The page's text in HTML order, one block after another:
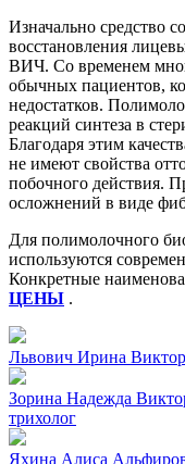
Изначально средство
восстановления
ВИЧ. Со временем
обычных пациентов,
недостатков.
реакций синтеза в
Благодаря этим
не имеют свойства
побочного действия.
осложнений в виде
Для полимолочного
используются
Конкретные
ЦЕНЫ .
Львович Ирина
Зорина Надежда
трихолог
Яхина Алиса